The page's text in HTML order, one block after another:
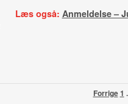
Læs også: Anmeldelse –
Forrige1